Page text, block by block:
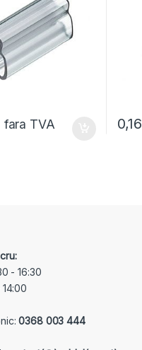
fara TVA 0,16
- 16:30
0368 003 444